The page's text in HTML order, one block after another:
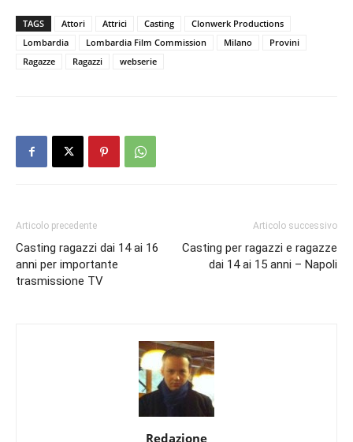
TAGS Attori Attrici Casting
Clonwerk Productions
Lombardia
Lombardia Film Commission Milano
Provini
Ragazze
Ragazzi webserie
Articolo precedente
Casting ragazzi dai 14 ai 16
anni per importante
trasmissione TV
Articolo successivo
Casting per ragazzi e ragazze
dai 14 ai 15 anni – Napoli
Redazione